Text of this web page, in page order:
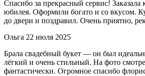
Спасибо за прекрасный сервис! Заказала
юбилея. Оформили богато и со вкусом.
до двери и поздравил. Очень приятно,
Ольга 22 июля 2025
Брала свадебный букет — он был
лёгкий и очень стильный. На фото
фантастически. Огромное спасибо